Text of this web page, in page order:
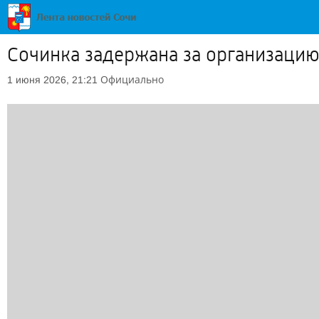
Сочинка задержана за
1 июня 2026, 21:21 Официально